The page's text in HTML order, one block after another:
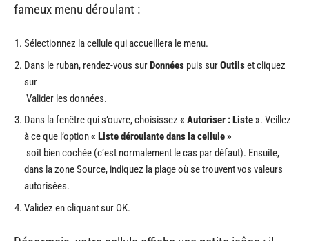
fameux menu déroulant :
Sélectionnez la cellule qui accueillera le menu.
Dans le ruban, rendez-vous surDonnées puis surOutilset cliquez
sur
Valider les données.
Dans la fenêtre qui s’ouvre, choisissez « Autoriser : Liste ». Veillez
à ce que l’option« Liste déroulante dans la cellule »
soit bien cochée (c’est normalement le cas par défaut). Ensuite,
dans la zone Source, indiquez la plage où se trouvent vos valeurs
autorisées.
Validez en cliquant sur OK.